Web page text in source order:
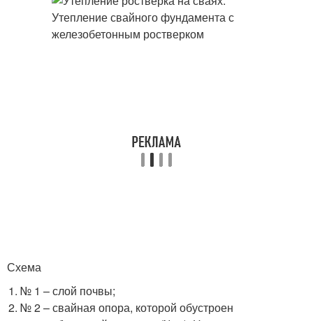
Схема
№ 1 – слой почвы;
№ 2 – свайная опора, которой обустроен